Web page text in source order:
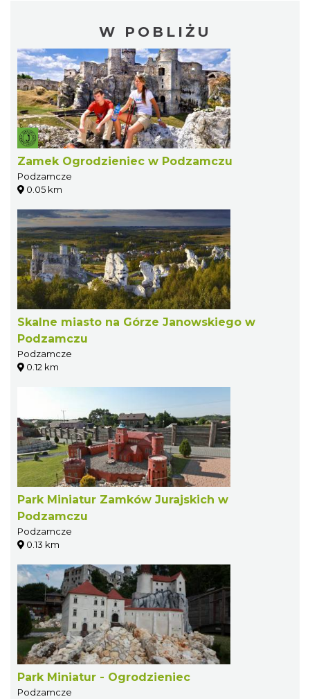
W POBLIŻU
Zamek Ogrodzieniec w Podzamczu
Podzamcze
0.05 km
Skalne miasto na Górze Janowskiego w
Podzamczu
Podzamcze
0.12 km
Park Miniatur Zamków Jurajskich w
Podzamczu
Podzamcze
0.13 km
Park Miniatur - Ogrodzieniec
Podzamcze